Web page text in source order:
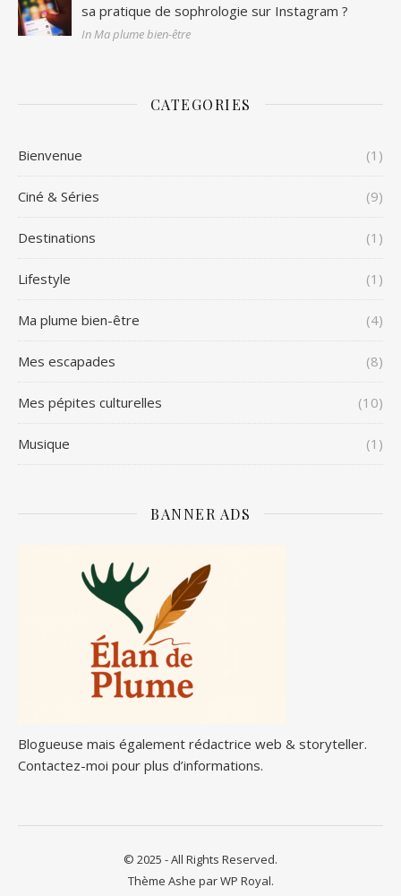
sa pratique de sophrologie sur Instagram ?
In Ma plume bien-être
CATEGORIES
Bienvenue (1)
Ciné & Séries (9)
Destinations (1)
Lifestyle (1)
Ma plume bien-être (4)
Mes escapades (8)
Mes pépites culturelles (10)
Musique (1)
BANNER ADS
Blogueuse mais également rédactrice web & storyteller.
Contactez-moi pour plus d’informations.
© 2025 - All Rights Reserved.
Thème Ashe parWP Royal.